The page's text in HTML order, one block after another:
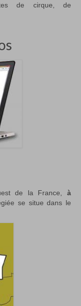
de cirque, de
de la France, à
se situe dans le